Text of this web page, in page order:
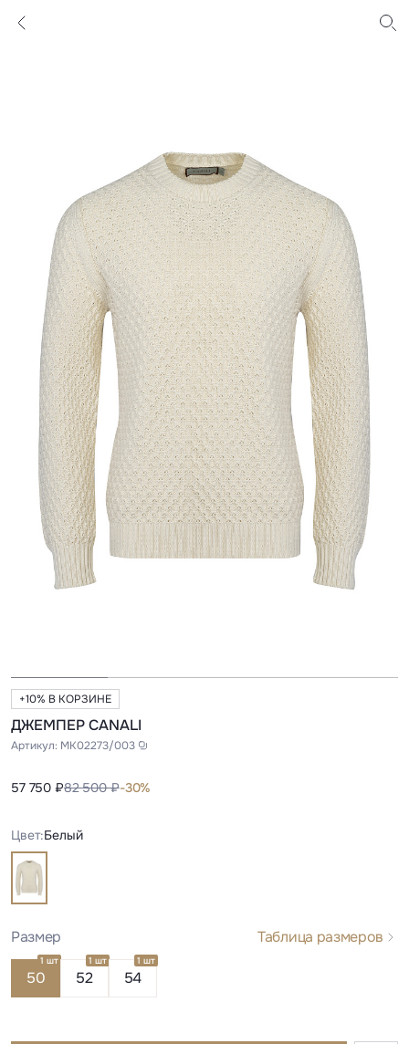
+10% В КОРЗИНЕ
ДЖЕМПЕР CANALI
Артикул: MK02273/003
57 750 ₽82 500 ₽-30%
Цвет:Белый
Размер Таблица размеров
50
1 шт
52
1 шт
54
1 шт